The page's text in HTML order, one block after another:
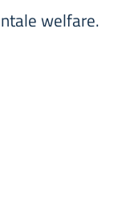
welfare.